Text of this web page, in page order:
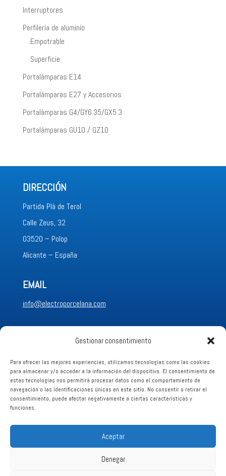
Gestionar consentimiento
Para ofrecer las mejores experiencias, utilizamos tecnologías como las cookies
para almacenar y/o acceder a la información del dispositivo. El consentimiento de
estas tecnologías nos permitirá procesar datos como el comportamiento de
navegación o las identificaciones únicas en este sitio. No consentir o retirar el
consentimiento, puede afectar negativamente a ciertas características y
funciones.
Aceptar
Denegar
Interruptores
Perfilería de aluminio
Empotrable
Superficie
Portalámparas E14
Portalámparas E27 y Accesorios
Portalámparas G4/GY6.35/GX5.3
Portalámparas GU10 / GZ10
DIRECCIÓN
Partida Plà de Terol
Calle Zeus, 32
03520 – Polop
Alicante – España
EMAIL
info@electroporcelana.com
Aviso legal
Política de Privacidad